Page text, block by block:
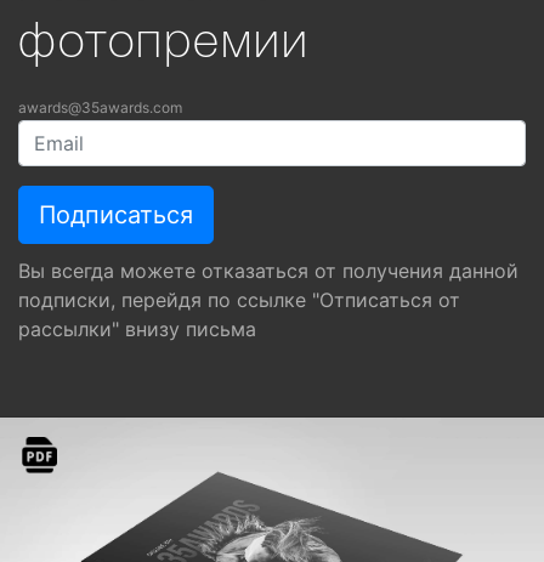
фотопремии
awards@35awards.com
Вы всегда можете отказаться от получения данной
подписки, перейдя по ссылке "Отписаться от
рассылки" внизу письма